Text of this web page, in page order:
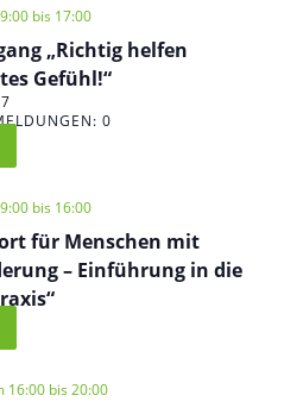
bis 17:00
„Richtig helfen
Gefühl!“
0
bis 16:00
für Menschen mit
– Einführung in die
16:00bis 20:00